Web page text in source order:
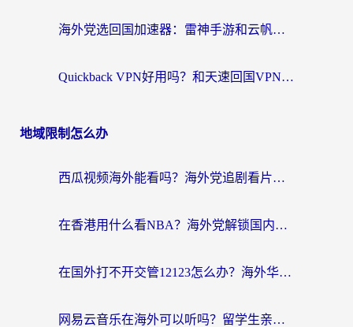
海外党选回国加速器：雷神手游和云帆哪个好？附3组对比+避坑指南
Quickback VPN好用吗？和天速回国VPN对比哪个回国效果更好？海外党必看的真实体验指南
地域限制怎么办
西瓜视频海外能看吗？海外党追剧看片的终极解决方案来了
在香港用什么看NBA？海外党解锁国内体育直播的终极攻略
在国外打不开交管12123怎么办？海外华人必看的回国加速全攻略
网易云音乐在海外可以听吗？留学生亲测有效的回国加速方案